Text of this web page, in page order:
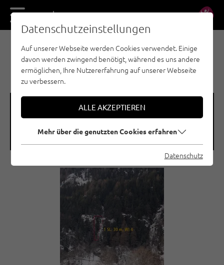
DE EN
EISKLETTERN - ÖTZTAL
TUMPEN / MR. HYDE
🞽
Schwierigkeitsgrad
🞱
Seehöhe
Datenschutzeinstellungen
Auf unserer Webseite werden Cookies verwendet. Einige
davon werden zwingend benötigt, während es uns andere
ermöglichen, Ihre Nutzererfahrung auf unserer Webseite
zu verbessern.
ALLE AKZEPTIEREN
Mehr über die genutzten Cookies erfahren
Datenschutz